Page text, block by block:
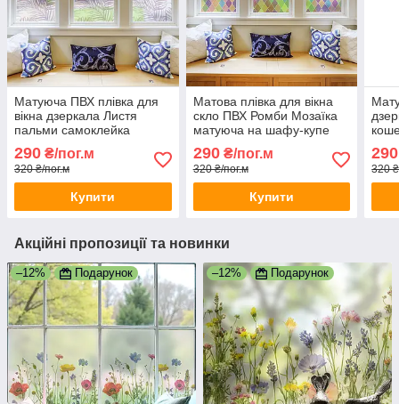
Матуюча ПВХ плівка для
вікна дзеркала Листя
пальми самоклейка
захисна напівпрозора 1
пог.м 1000х1000 мм
290 ₴/пог.м
320 ₴/пог.м
Купити
Матова плівка для вікна
скло ПВХ Ромби Мозаїка
матуюча на шафу-купе
для дзеркала 1 пог.м
1000х1000 мм
290₴/пог.м
320 ₴/пог.м
Купити
290
320
Акційні пропозиції та новинки
–12% Подарунок –12% Подарунок